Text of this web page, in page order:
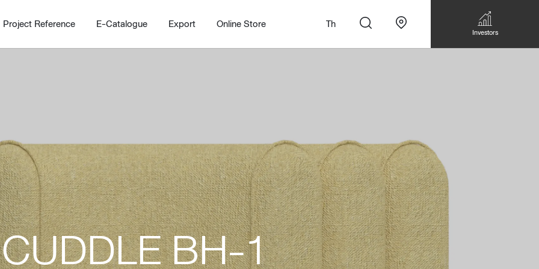
Home
Living room
Dining room
Bedroom
Wordrobe
Kitchen
Kitchens
Kitchen Accessories
Barstool
Trolley
Walk-in closet &
Storage
Bookshelf & Multimedia
Wall decoration
New! Working Design Solution
บริการสั่งทำโซฟาแบบ
Custom เหมาะกับทุกไลฟ์
สไตล์
Custom Dining Table
Project Reference E-Catalogue Export Online Store Th
Investors
CUDDLE BH-1